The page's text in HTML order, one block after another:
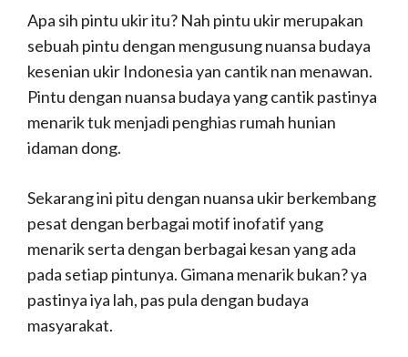
Apa sih pintu ukir itu? Nah pintu ukir merupakan
sebuah pintu dengan mengusung nuansa budaya
kesenian ukir Indonesia yan cantik nan menawan.
Pintu dengan nuansa budaya yang cantik pastinya
menarik tuk menjadi penghias rumah hunian
idaman dong.
Sekarang ini pitu dengan nuansa ukir berkembang
pesat dengan berbagai motif inofatif yang
menarik serta dengan berbagai kesan yang ada
pada setiap pintunya. Gimana menarik bukan? ya
pastinya iya lah, pas pula dengan budaya
masyarakat.